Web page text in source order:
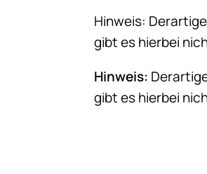
Hinweis:
gibt es hierbei
Hinweis:
gibt es hierbei